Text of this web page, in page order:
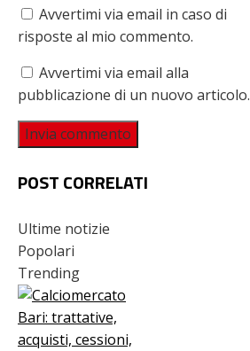
Avvertimi via email in caso di
risposte al mio commento.
Avvertimi via email alla
pubblicazione di un nuovo articolo.
POST CORRELATI
Ultime notizie
Popolari
Trending